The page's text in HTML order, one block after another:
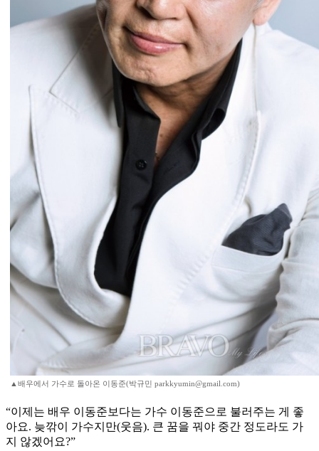
▲배우에서 가수로 돌아온 이동준(박규민 parkkyumin@gmail.com)
“이제는 배우 이동준보다는 가수 이동준으로 불러주는 게 좋
아요. 늦깎이 가수지만(웃음). 큰 꿈을 꿔야 중간 정도라도 가
지 않겠어요?”